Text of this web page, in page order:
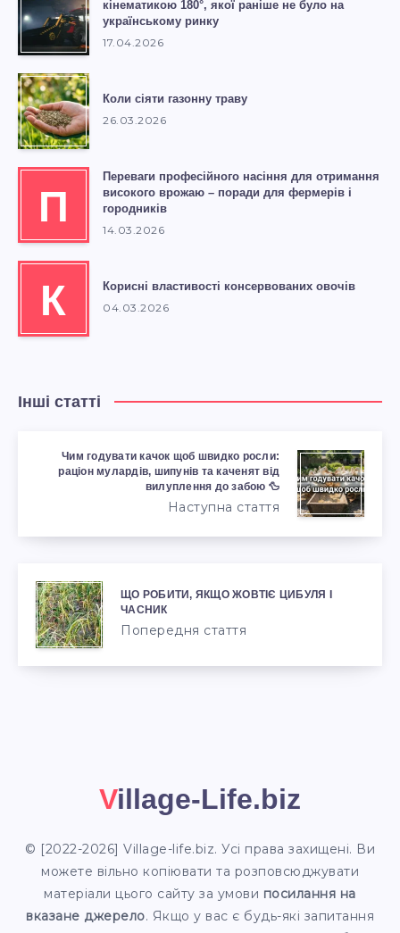
кінематикою 180°, якої раніше не було на
українському ринку
17.04.2026
Коли сіяти газонну траву
26.03.2026
П
Переваги професійного насіння для отримання
високого врожаю – поради для фермерів і
городників
14.03.2026
К
Корисні властивості консервованих овочів
04.03.2026
Інші статті
Чим годувати качок щоб швидко росли:
раціон мулардів, шипунів та каченят від
вилуплення до забою 🦆
Наступна стаття
ЩО РОБИТИ, ЯКЩО ЖОВТІЄ ЦИБУЛЯ І
ЧАСНИК
Попередня стаття
Village-Life.biz
© [2022-2026] Village-life.biz. Усі права захищені. Ви
можете вільно копіювати та розповсюджувати
матеріали цього сайту за умови посилання на
вказане джерело. Якщо у вас є будь-які запитання